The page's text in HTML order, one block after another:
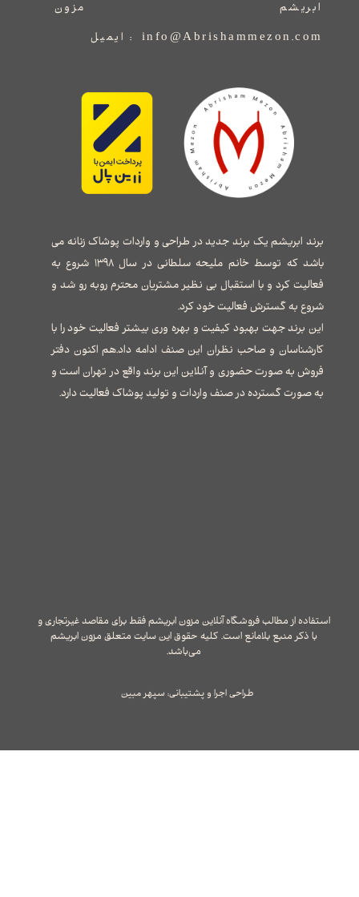
برند ابریشم یک برند جدید در طراحی و واردات پوشاک زنانه می
باشد که توسط خانم ملیحه سلطانی در سال ۱۳۹۸ شروع به
فعالیت کرد و با استقبال بی نظیر مشتریان محترم روبه رو شد و
شروع به گسترش فعالیت خود کرد.
این برند جهت بهبود کیفیت و بهره وری بیشتر فعالیت خود را با
کارشناسان و صاحب نظران این صنف ادامه داد.هم اکنون دفتر
فروش به صورت حضوری و آنلاین این برند واقع در تهران است و
به صورت گسترده در صنف واردات و تولید پوشاک فعالیت دارد.
طراحی اجرا و پشتیبانی: سپهر مبین
استفاده از مطالب فروشگاه آنلاین مزون ابریشم فقط برای مقاصد غیرتجاری و
با ذکر منبع بلامانع است. کلیه حقوق این سایت متعلق مزون ابریشم
می‌باشد.
ابریشم مزون
info@Abrishammezon.com : ایمیل